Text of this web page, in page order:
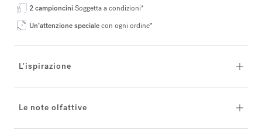
2 campionciniSoggetta a condizioni*
Un’attenzione specialecon ogni ordine*
L'ispirazione
Le note olfattive